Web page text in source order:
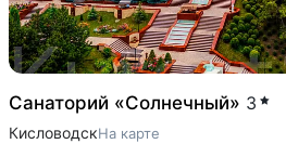
Санаторий «Солнечный» 3
КисловодскНа карте